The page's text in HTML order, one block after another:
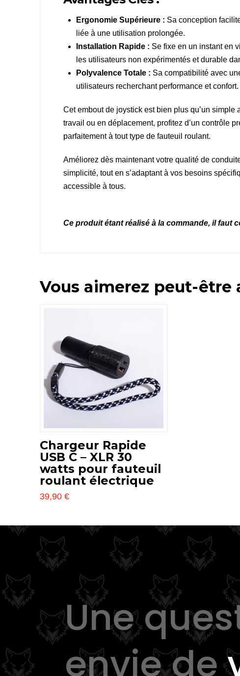
Ergonomie Supérieure : Sa conception
liée à une utilisation prolongée.
Installation Rapide : Se fixe en un instant en
les utilisateurs non expérimentés et durable
Polyvalence Totale : Sa compatibilité avec
utilisateurs recherchant performance et confort.
Cet embout de joystick est bien plus qu’un
travail ou en déplacement, profitez d’un contrôle
parfaitement à tout type de fauteuil roulant.
Améliorez dès maintenant votre qualité de
simplicité, tout en s’adaptant à vos besoins
accessible à tous.
Ce produit étant réalisé à la commande, il faut
Vous aimerez peut-être
Chargeur Rapide
USB C – XLR 30
watts pour fauteuil
roulant électrique
39,90 €
plusieurs
variations.
être
choisies
sur
Une
envie de